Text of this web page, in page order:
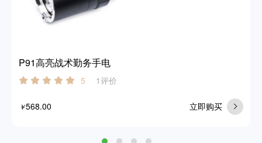
P91高亮战术勤务手电
5 1评价
￥568.00 立即购买